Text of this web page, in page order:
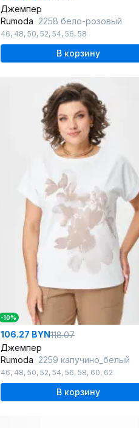
Джемпер
Rumoda 2258 бело-розовый
46, 48, 50, 52, 54, 56, 58
В корзину
-10%
106.27 BYN118.07
Джемпер
Rumoda 2259 капучино_белый
46, 48, 50, 52, 54, 56, 58, 60, 62
В корзину